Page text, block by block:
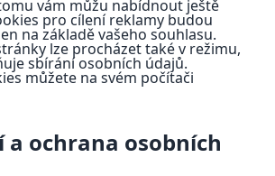
vám můžu nabídnout ještě
pro cílení reklamy budou
na základě vašeho souhlasu.
lze procházet také v režimu,
sbírání osobních údajů.
můžete na svém počítači
a ochrana osobních